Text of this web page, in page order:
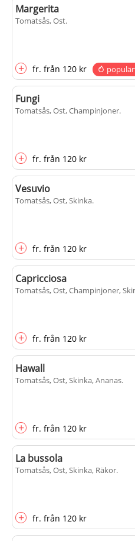
Margerita
Tomatsås, Ost.
+ fr. från 120 kr
Fungi
Tomatsås, Ost, Champinjoner.
+ fr. från 120 kr
Vesuvio
Tomatsås, Ost, Skinka.
+ fr. från 120 kr
Capricciosa
Tomatsås, Ost, Champinjoner,
+ fr. från 120 kr
Hawall
Tomatsås, Ost, Skinka, Ananas.
+ fr. från 120 kr
La bussola
Tomatsås, Ost, Skinka, Räkor.
+ fr. från 120 kr